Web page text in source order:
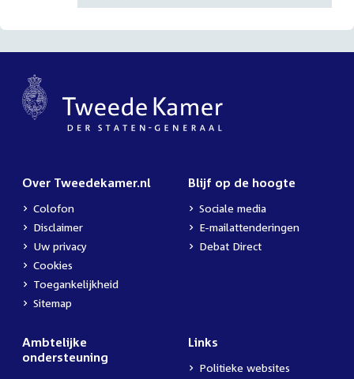
Over Tweedekamer.nl
Colofon
Disclaimer
Uw privacy
Cookies
Toegankelijkheid
Sitemap
Blijf op de hoogte
Sociale media
E-mailattenderingen
Debat Direct
Ambtelijke
ondersteuning
Links
Politieke websites